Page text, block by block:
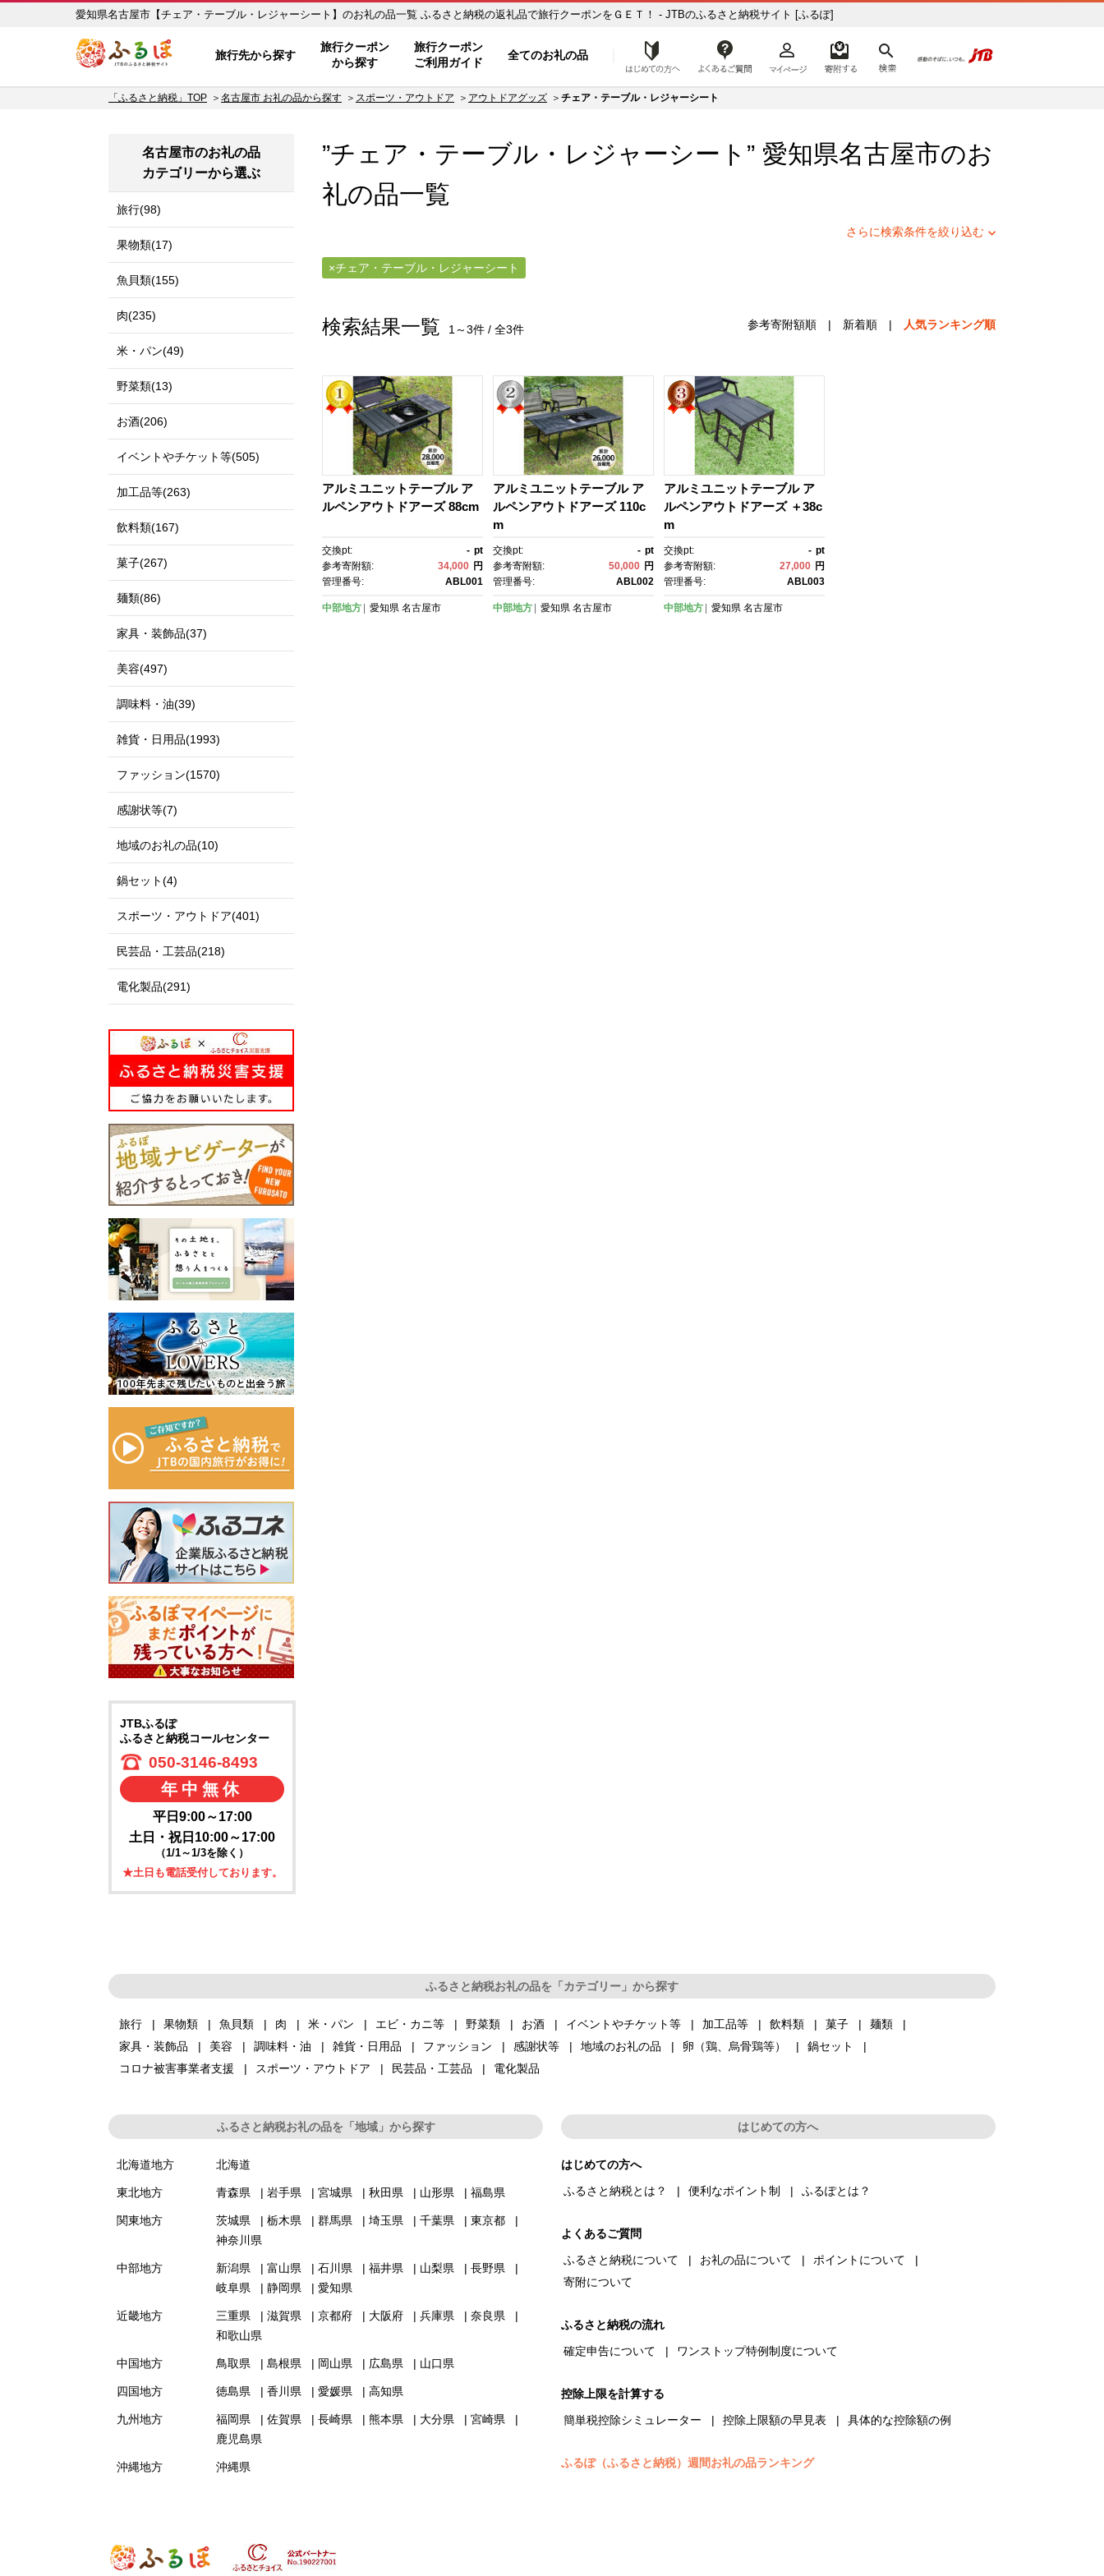
愛知県名古屋市【チェア・テーブル・レジャーシート】のお礼の品一覧 ふるさと納税の返礼品で旅行クーポンをＧＥＴ！ - JTBのふるさと納税サイト [ふるぽ]
旅行先から探す
旅行クーポン
から探す
旅行クーポン
ご利用ガイド
全てのお礼の品 はじめての方へ
「ふるさと納税」TOP 名古屋市 お礼の品から探す スポーツ・アウトドア アウトドアグッズ チェア・テーブル・レジャーシート
”チェア・テーブル・レジャーシート” 愛知県名古屋市のお
礼の品一覧
さらに検索条件を絞り込む
チェア・テーブル・レジャーシート
検索結果一覧 1～3件 / 全3件 参考寄附額順 | 新着順 | 人気ランキング順
アルミユニットテーブル ア
ルペンアウトドアーズ 88cm
交換pt: - pt
参考寄附額:
34,000 円
管理番号:
ABL001
中部地方 愛知県 名古屋市
アルミユニットテーブル ア
ルペンアウトドアーズ 110c
m
交換pt: - pt
参考寄附額:
50,000 円
管理番号:
ABL002
中部地方 愛知県 名古屋市
アルミユニットテーブル ア
ルペンアウトドアーズ ＋38c
m
交換pt: - pt
参考寄附額:
27,000 円
管理番号:
ABL003
中部地方 愛知県 名古屋市
名古屋市のお礼の品
カテゴリーから選ぶ
旅行(98)
果物類(17)
魚貝類(155)
肉(235)
米・パン(49)
野菜類(13)
お酒(206)
イベントやチケット等(505)
加工品等(263)
飲料類(167)
菓子(267)
麺類(86)
家具・装飾品(37)
美容(497)
調味料・油(39)
雑貨・日用品(1993)
ファッション(1570)
感謝状等(7)
地域のお礼の品(10)
鍋セット(4)
スポーツ・アウトドア(401)
民芸品・工芸品(218)
電化製品(291)
JTBふるぽ
ふるさと納税コールセンター
050-3146-8493
年中無休
平日9:00～17:00
土日・祝日10:00～17:00
（1/1～1/3を除く）
★土日も電話受付しております。
ふるさと納税お礼の品を「カテゴリー」から探す
旅行 果物類 魚貝類 肉 米・パン エビ・カニ等 野菜類 お酒 イベントやチケット等 加工品等 飲料類 菓子
麺類
家具・装飾品
美容 調味料・油 雑貨・日用品 ファッション 感謝状等 地域のお礼の品 卵（鶏、烏骨鶏等）
鍋セット
コロナ被害事業者支援
スポーツ・アウトドア 民芸品・工芸品 電化製品
ふるさと納税お礼の品を「地域」から探す
北海道地方 北海道
東北地方 青森県 岩手県 宮城県 秋田県 山形県 福島県
関東地方 茨城県 栃木県 群馬県 埼玉県 千葉県
東京都
神奈川県
中部地方 新潟県 富山県 石川県 福井県 山梨県
長野県
岐阜県
静岡県 愛知県
近畿地方 三重県 滋賀県 京都府 大阪府 兵庫県
奈良県
和歌山県
中国地方 鳥取県 島根県 岡山県 広島県 山口県
四国地方 徳島県 香川県 愛媛県 高知県
九州地方 福岡県 佐賀県 長崎県 熊本県 大分県
宮崎県
鹿児島県
沖縄地方 沖縄県
はじめての方へ
はじめての方へ
ふるさと納税とは？
便利なポイント制 ふるぽとは？
よくあるご質問
ふるさと納税について
お礼の品について
ポイントについて
寄附について
ふるさと納税の流れ
確定申告について
ワンストップ特例制度について
控除上限を計算する
簡単税控除シミュレーター
控除上限額の早見表 具体的な控除額の例
ふるぽ（ふるさと納税）週間お礼の品ランキング